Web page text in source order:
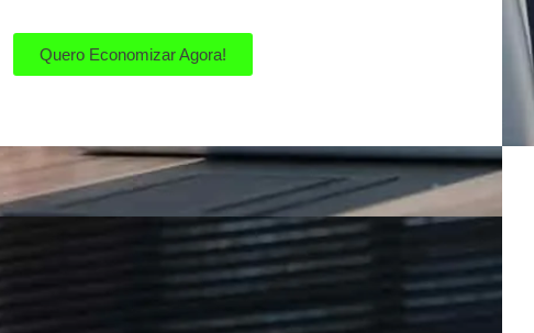
Quero Economizar Agora!